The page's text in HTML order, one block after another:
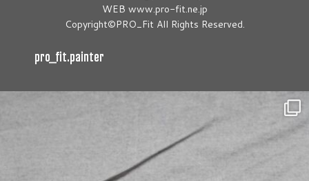
WEB www.pro-fit.ne.jp
Copyright©PRO_Fit All Rights Reserved.
pro_fit.painter